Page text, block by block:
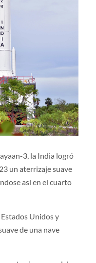
3, la India logró
un aterrizaje suave
así en el cuarto
Unidos y
de una nave